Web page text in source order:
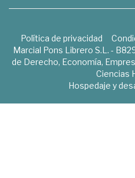
Política de privacidad
Marcial Pons Librero S.L. -
de Derecho, Economía,
Ciencias
Hospedaje y